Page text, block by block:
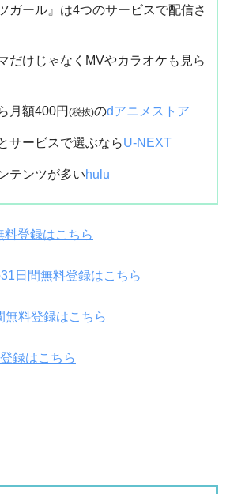
ガール』は4つのサービスで配信さ
だけじゃなくMVやカラオケも見ら
月額400円 (税抜)のdアニメストア
サービスで選ぶならU-NEXT
テンツが多いhulu
登録はこちら
日間無料登録はこちら
無料登録はこちら
録はこちら